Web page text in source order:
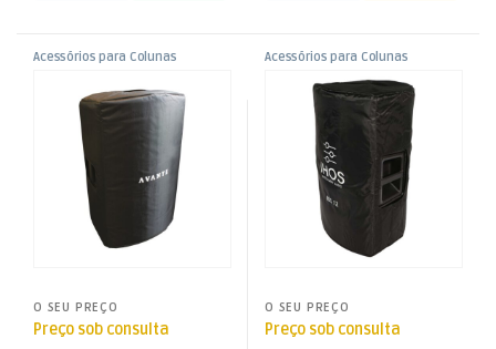
Acessórios para Colunas
Som e Luz
Avante A15S
O SEU PREÇO
Preço sob consulta
Acessórios para Colunas
Som e Luz
Capa iCover IOS12
O SEU PREÇO
Preço sob consulta